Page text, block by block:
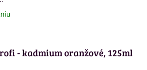
- kadmium oranžové, 125ml